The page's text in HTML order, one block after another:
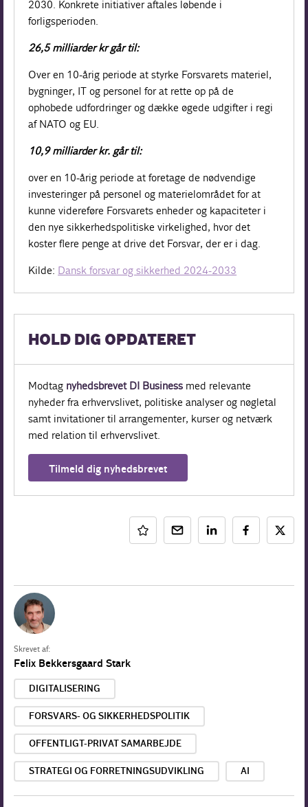
2030. Konkrete initiativer aftales løbende i
forligsperioden.
26,5 milliarder kr går til:
Over en 10-årig periode at styrke Forsvarets materiel,
bygninger, IT og personel for at rette op på de
ophobede udfordringer og dække øgede udgifter i regi
af NATO og EU.
10,9 milliarder kr. går til:
over en 10-årig periode at foretage de nødvendige
investeringer på personel og materielområdet for at
kunne videreføre Forsvarets enheder og kapaciteter i
den nye sikkerhedspolitiske virkelighed, hvor det
koster flere penge at drive det Forsvar, der er i dag.
Kilde: Dansk forsvar og sikkerhed 2024-2033
HOLD DIG OPDATERET
Modtag nyhedsbrevet DI Business med relevante
nyheder fra erhvervslivet, politiske analyser og nøgletal
samt invitationer til arrangementer, kurser og netværk
med relation til erhvervslivet.
Tilmeld dig nyhedsbrevet
Skrevet af:
Felix Bekkersgaard Stark
DIGITALISERING
FORSVARS- OG SIKKERHEDSPOLITIK
OFFENTLIGT-PRIVAT SAMARBEJDE
STRATEGI OG FORRETNINGSUDVIKLING AI